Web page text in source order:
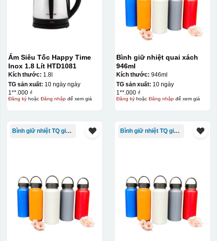
Ấm Siêu Tốc Happy Time
Inox 1.8 Lít HTD1081
Kích thước: 1.8l
TG sản xuất: 10 ngày ngày
1**.000 ₫
Đăng kýhoặc Đăng nhậpđể xem giá
Bình giữ nhiệt quai xách
946ml
Kích thước: 946ml
TG sản xuất: 10 ngày
1**.000 ₫
Đăng kýhoặc Đăng nhậpđể xem giá
Bình giữ nhiệt TQ giá rẻ Bình giữ nhiệt TQ giá rẻ